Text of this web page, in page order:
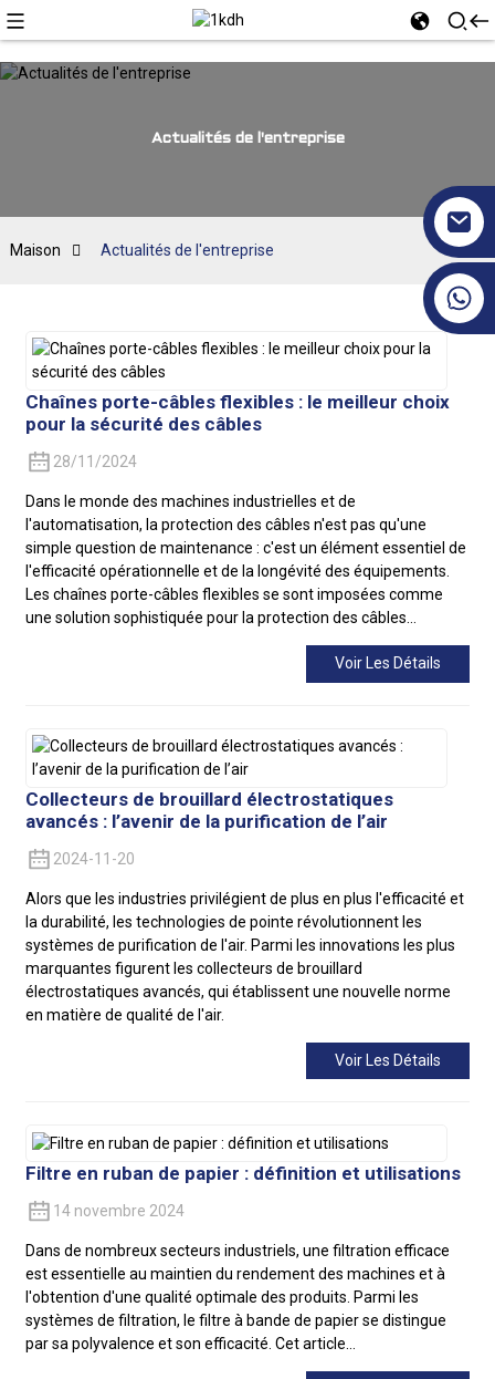
Actualités de l'entreprise
Maison Actualités de l'entreprise
Chaînes porte-câbles flexibles : le meilleur choix
pour la sécurité des câbles
28/11/2024
Dans le monde des machines industrielles et de
l'automatisation, la protection des câbles n'est pas qu'une
simple question de maintenance : c'est un élément essentiel de
l'efficacité opérationnelle et de la longévité des équipements.
Les chaînes porte-câbles flexibles se sont imposées comme
une solution sophistiquée pour la protection des câbles…
Voir Les Détails
Collecteurs de brouillard électrostatiques
avancés : l’avenir de la purification de l’air
2024-11-20
Alors que les industries privilégient de plus en plus l'efficacité et
la durabilité, les technologies de pointe révolutionnent les
systèmes de purification de l'air. Parmi les innovations les plus
marquantes figurent les collecteurs de brouillard
électrostatiques avancés, qui établissent une nouvelle norme
en matière de qualité de l'air.
Voir Les Détails
Filtre en ruban de papier : définition et utilisations
14 novembre 2024
Dans de nombreux secteurs industriels, une filtration efficace
est essentielle au maintien du rendement des machines et à
l'obtention d'une qualité optimale des produits. Parmi les
systèmes de filtration, le filtre à bande de papier se distingue
par sa polyvalence et son efficacité. Cet article…